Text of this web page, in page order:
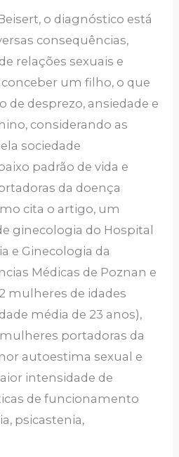
o diagnóstico está
consequências,
relações sexuais e
um filho, o que
de desprezo, ansiedade e
considerando as
sociedade
padrão de vida e
da doença
cita o artigo, um
ginecologia do Hospital
e Ginecologia da
Médicas de Poznan e
mulheres de idades
média de 23 anos),
portadoras da
autoestima sexual e
intensidade de
de funcionamento
psicastenia,